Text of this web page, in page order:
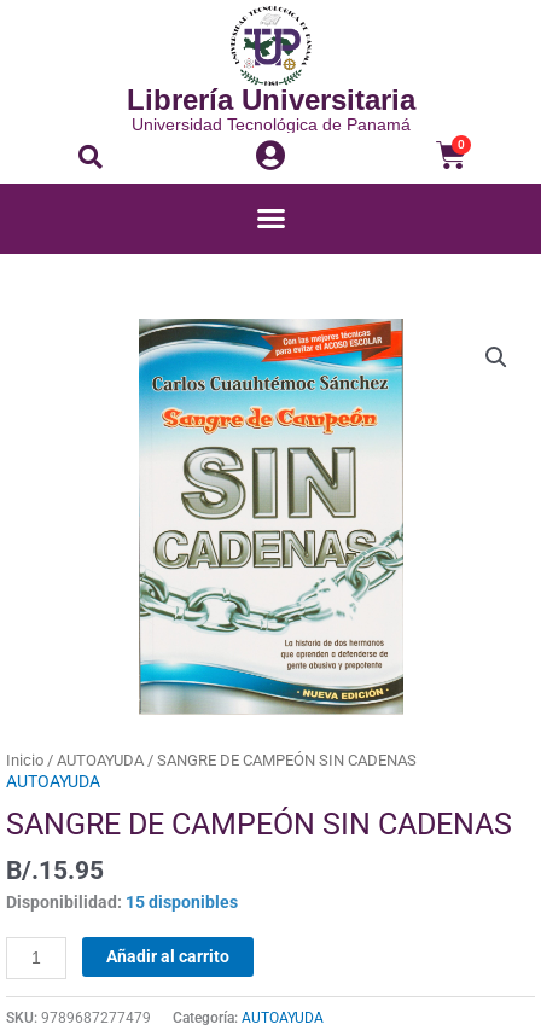
Librería Universitaria
Universidad Tecnológica de Panamá
Buscar 0
Carrito
Menú
Inicio / AUTOAYUDA / SANGRE DE CAMPEÓN SIN CADENAS
AUTOAYUDA
SANGRE DE CAMPEÓN SIN CADENAS
B/.15.95
Disponibilidad: 15 disponibles
Añadir al carrito
SKU: 9789687277479 Categoría: AUTOAYUDA